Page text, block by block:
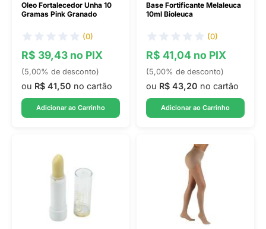
Oleo Fortalecedor Unha 10
Gramas Pink Granado
(0)
R$ 39,43 no PIX
(5,00% de desconto)
ou R$ 41,50 no cartão
Adicionar ao Carrinho
Base Fortificante Melaleuca
10ml Bioleuca
(0)
R$ 41,04 no PIX
(5,00% de desconto)
ou R$ 43,20 no cartão
Adicionar ao Carrinho